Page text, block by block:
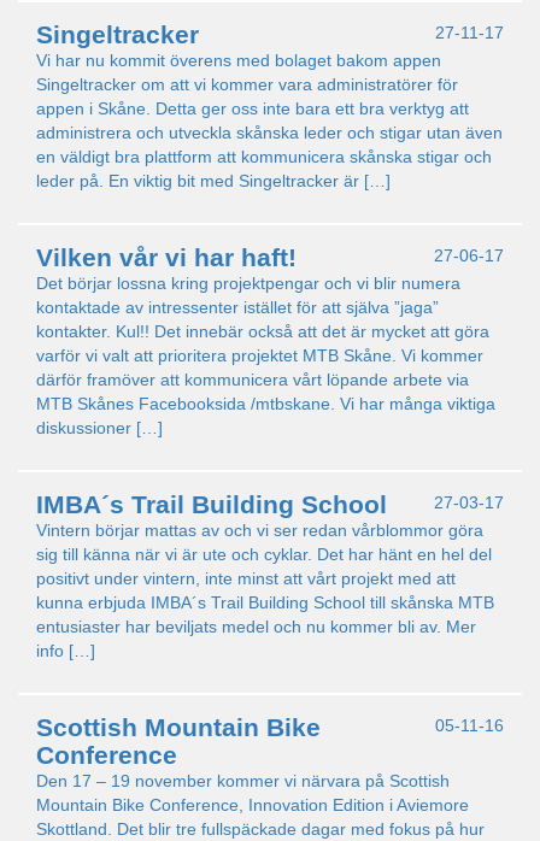
27-11-17
Singeltracker
Vi har nu kommit överens med bolaget bakom appen
Singeltracker om att vi kommer vara administratörer för
appen i Skåne. Detta ger oss inte bara ett bra verktyg att
administrera och utveckla skånska leder och stigar utan även
en väldigt bra plattform att kommunicera skånska stigar och
leder på. En viktig bit med Singeltracker är […]
27-06-17
Vilken vår vi har haft!
Det börjar lossna kring projektpengar och vi blir numera
kontaktade av intressenter istället för att själva ”jaga”
kontakter. Kul!! Det innebär också att det är mycket att göra
varför vi valt att prioritera projektet MTB Skåne. Vi kommer
därför framöver att kommunicera vårt löpande arbete via
MTB Skånes Facebooksida /mtbskane. Vi har många viktiga
diskussioner […]
27-03-17
IMBA´s Trail Building School
Vintern börjar mattas av och vi ser redan vårblommor göra
sig till känna när vi är ute och cyklar. Det har hänt en hel del
positivt under vintern, inte minst att vårt projekt med att
kunna erbjuda IMBA´s Trail Building School till skånska MTB
entusiaster har beviljats medel och nu kommer bli av. Mer
info […]
05-11-16
Scottish Mountain Bike
Conference
Den 17 – 19 november kommer vi närvara på Scottish
Mountain Bike Conference, Innovation Edition i Aviemore
Skottland. Det blir tre fullspäckade dagar med fokus på hur